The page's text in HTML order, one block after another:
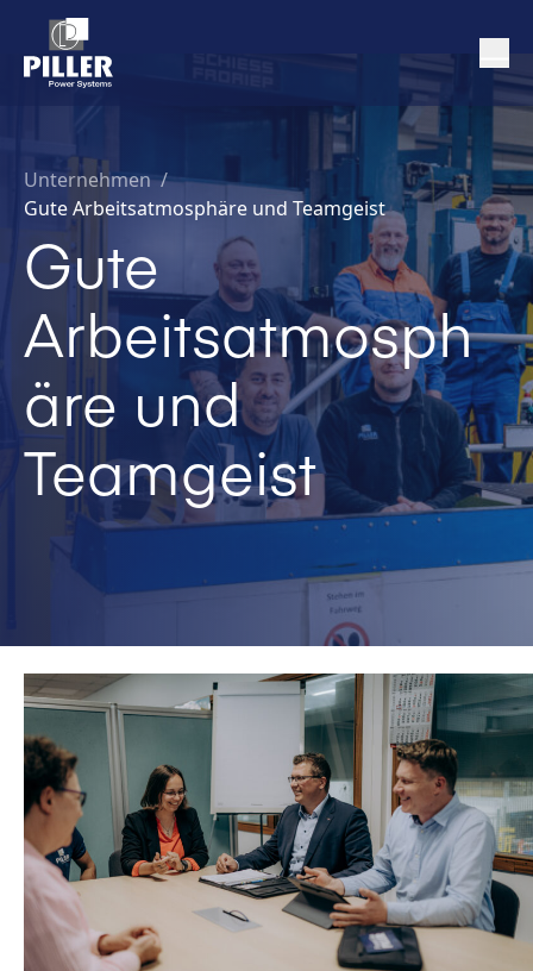
Unternehmen /
Gute Arbeitsatmosphäre und Teamgeist
Gute
Arbeitsatmosph
äre und
Teamgeist